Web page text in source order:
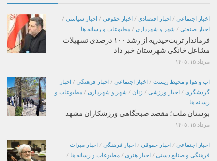
اخبار اجتماعی / اخبار اقتصادی / اخبار حقوقی / اخبار سیاسی /
اخبار صنعتی / شهر و شهرداری / مطبوعات و رسانه ها
فرماندار تربت‌حیدریه از رشد ۱۰۰ درصدی تسهیلات
مشاغل خانگی شهرستان خبر داد
مرداد ۱۵, ۱۴۰۵
اب و هوا و محیط زیست / اخبار اجتماعی / اخبار فرهنگی / اخبار
گردشگری / اخبار ورزشی / زنان / شهر و شهرداری / مطبوعات و
رسانه ها
بوستان ملت؛ مقصد صبحگاهی ورزشکاران مشهد
مرداد ۱۵, ۱۴۰۵
اخبار اجتماعی / اخبار حقوقی / اخبار فرهنگی / اخبار میراث
فرهنگی و صنایع دستی / اخبار هنری / مطبوعات و رسانه ها /